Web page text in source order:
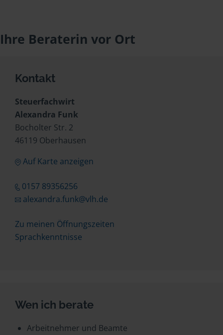
Ihre Beraterin vor Ort
Kontakt
Steuerfachwirt
Alexandra Funk
Bocholter Str. 2
46119 Oberhausen
Auf Karte anzeigen
0157 89356256
alexandra.funk@vlh.de
Zu meinen Öffnungszeiten
Sprachkenntnisse
Wen ich berate
Arbeitnehmer und Beamte